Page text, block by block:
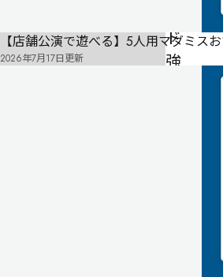
ド
強
【店舗公演で遊べる】5人用マダミス
2026年7月17日更新